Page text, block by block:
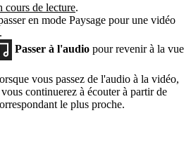
cours de lecture.
en mode Paysage pour une vidéo
Passer à l'audio pour revenir à la vue
vous passez de l'audio à la vidéo,
continuerez à écouter à partir de
le plus proche.